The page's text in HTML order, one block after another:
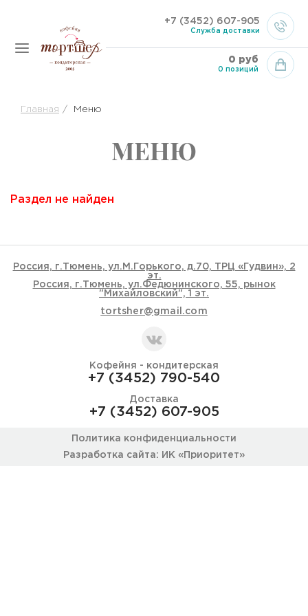
+7 (3452) 607-905
Служба доставки
0 позиций
0 руб
Главная Меню
МЕНЮ
Раздел не найден
Россия, г.Тюмень, ул.М.Горького, д.70, ТРЦ «Гудвин», 2
эт.
Россия, г.Тюмень, ул.Федюнинского, 55, рынок
"Михайловский", 1 эт.
tortsher@gmail.com
Кофейня - кондитерская
+7 (3452) 790-540
Доставка
+7 (3452) 607-905
Политика конфиденциальности
Разработка сайта: ИК «Приоритет»